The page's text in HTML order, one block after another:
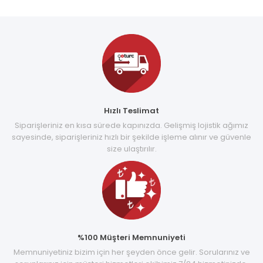
Hızlı Teslimat
Siparişleriniz en kısa sürede kapınızda. Gelişmiş lojistik ağımız
sayesinde, siparişleriniz hızlı bir şekilde işleme alınır ve güvenle
size ulaştırılır.
%100 Müşteri Memnuniyeti
Memnuniyetiniz bizim için her şeyden önce gelir. Sorularınız ve